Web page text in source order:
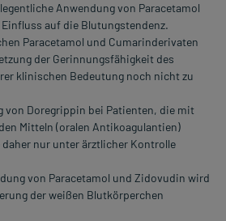
Anwendung von Paracetamol
auf die Blutungstendenz.
Paracetamol und Cumarinderivaten
der Gerinnungsfähigkeit des
klinischen Bedeutung noch nicht zu
von Doregrippin bei Patienten, die mit
Mitteln (oralen Antikoagulantien)
nur unter ärztlicher Kontrolle
von Paracetamol und Zidovudin wird
der weißen Blutkörperchen